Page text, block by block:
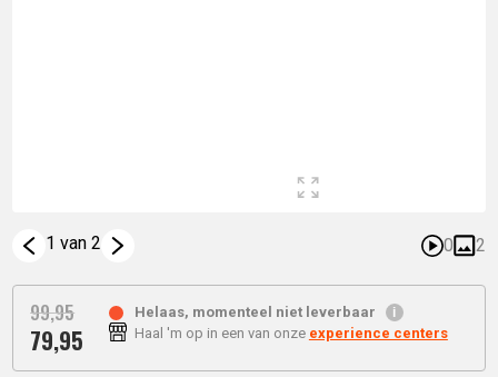
1 van 2 0 2
99,95
Oorspronkelijke
79,95
Helaas, momenteel niet leverbaar
Haal 'm op in een van onze experience centers